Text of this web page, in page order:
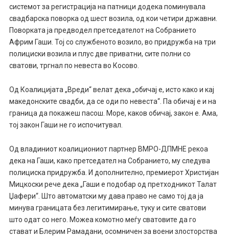
системот за регистрација на патници додека поминувала
свадбарска поворка од шест возила, од кои четири државни.
Поворката ја предводел претседателот на Собранието
Африм Гаши. Тој со службеното возило, во придружба на три
полициски возила и плус две приватни, сите полни со
сватови, тргнал по невеста во Косово.
Од Коалицијата „Вреди“ велат дека „обичај е, исто како и кај
македонските свадби, да се оди по невеста“. Па обичај е и на
граница да покажеш пасош. Море, каков обичај, закон е. Ама,
тој закон Гаши не го испочитувал.
Од владиниот коалициониот партнер ВМРО-ДПМНЕ рекоа
дека на Гаши, како претседател на Собранието, му следува
полициска придружба. И дополнително, премиерот Христијан
Мицкоски рече дека „Гаши е подобар од претходникот Талат
Џафери“. Што автоматски му дава право не само тој да ја
минува границата без легитимирање, туку и сите сватови
што одат со него. Можеа комотно меѓу сватовите да го
стават и Блерим Рамадани, осомничен за воени злосторства